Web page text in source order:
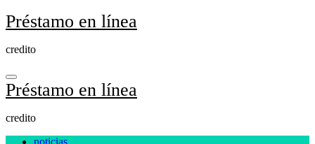
Ir
al
Préstamo en línea
credito
Préstamo en línea
credito
noticias